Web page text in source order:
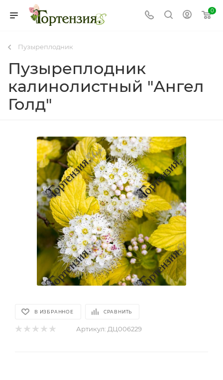
0
Пузыреплодник
Пузыреплодник
калинолистный "Ангел
Голд"
В ИЗБРАННОЕ СРАВНИТЬ
Артикул: ДЦ006229